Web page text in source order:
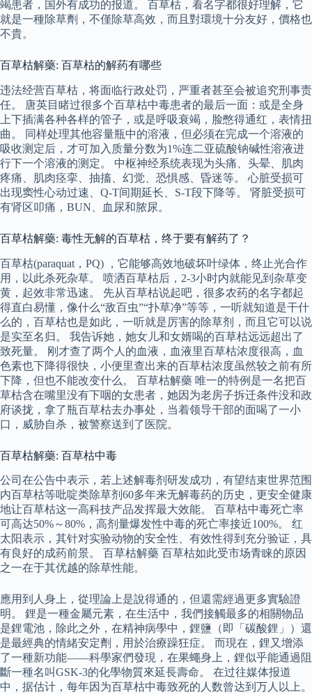
竭患者，国外有成功的报道。 百草枯，看名字都很好理解，它
就是一種除草劑，不僅除草高效，而且對環境十分友好，價格也
不貴。
百草枯解藥: 百草枯的解药有哪些
违法经营百草枯，将面临行政处罚，严重者甚至会被追究刑事责
任。 唐英目睹过很多个百草枯中毒患者的最后一面：或是全身
上下插满各种各样的管子，或是呼吸衰竭，脸憋得通红，表情扭
曲。 同样处理其他容量瓶中的溶液，但必须在完成一个溶液的
吸收测定后，才可加入质量分数为1%连二亚硫酸钠碱性溶液进
行下一个溶液的测定。 中枢神经系统表现为头痛、头晕、肌肉
疼痛、肌肉痉挛、抽搐、幻觉、恐惧感、昏迷等。 心脏受损可
出现窦性心动过速、Q-T间期延长、S-T段下降等。 肾脏受损可
有肾区叩痛，BUN、血尿和脓尿。
百草枯解藥: 毒性无解的百草枯，终于要有解药了？
百草枯(paraquat，PQ) ，它能够高效地破坏叶绿体，终止光合作
用，以此杀死杂草。 喷洒百草枯后，2-3小时内就能见到杂草变
黄，起效非常迅速。 先从百草枯说起吧，很多农药的名字都起
得直白易懂，像什么“敌百虫”“扑草净”等等，一听就知道是干什
么的，百草枯也是如此，一听就是厉害的除草剂，而且它可以说
是实至名归。 我告诉她，她女儿和女婿喝的百草枯远远超出了
致死量。 刚才查了两个人的血液，血液里百草枯浓度很高，血
色素也下降得很快，小便里查出来的百草枯浓度虽然较之前有所
下降，但也不能改变什么。 百草枯解藥 唯一的特例是一名把百
草枯含在嘴里没有下咽的女患者，她因为老房子拆迁条件没和政
府谈拢，拿了瓶百草枯去办事处，当着领导干部的面喝了一小
口，威胁自杀，被警察送到了医院。
百草枯解藥: 百草枯中毒
公司在公告中表示，若上述解毒剂研发成功，有望结束世界范围
内百草枯等吡啶类除草剂60多年来无解毒药的历史，更安全健康
地让百草枯这一高科技产品发挥最大效能。 百草枯中毒死亡率
可高达50%～80%，高剂量爆发性中毒的死亡率接近100%。 红
太阳表示，其针对实验动物的安全性、有效性得到充分验证，具
有良好的成药前景。 百草枯解藥 百草枯如此受市场青睐的原因
之一在于其优越的除草性能。
應用到人身上，從理論上是說得通的，但還需經過更多實驗證
明。 鋰是一種金屬元素，在生活中，我們接觸最多的相關物品
是鋰電池，除此之外，在精神病學中，鋰鹽（即「碳酸鋰」）還
是最經典的情緒安定劑，用於治療躁狂症。 而現在，鋰又增添
了一種新功能——科學家們發現，在果蠅身上，鋰似乎能通過阻
斷一種名叫GSK-3的化學物質來延長壽命。 在过往媒体报道
中，据估计，每年因为百草枯中毒致死的人数曾达到万人以上。